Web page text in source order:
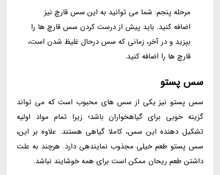
مرحله پنجم: شما می توانید به این سس قارچ نیز
اضافه کنید. باید پیش از درست کردن سس قارچ ها را
بپزید و در آخر، زمانی که سس درحال غلیظ شدن است،
قارچ ها را اضافه کنید.
سس پستو
سس پستو نیز یکی از سس های محبوب است که می تواند
گزینه خوبی برای گیاهخواران باشد؛ زیرا تمام مواد اولیه
تشکیل دهنده این سس، کاملا گیاهی هستند. علاوه بر این،
سس پستو طعم خیلی مجذوب نمایندهی دارد. هرچند به علت
داشتن طعم ریحان ممکن است برای همه خوشایند نباشد.